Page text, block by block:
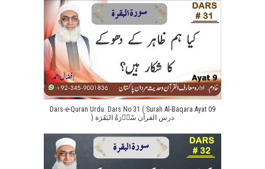
Dars-e-Quran Urdu. Dars No 31 ( Surah Al-Baqara Ayat 09
) درس القرآن سُوۡرَةُ البَقَرَة